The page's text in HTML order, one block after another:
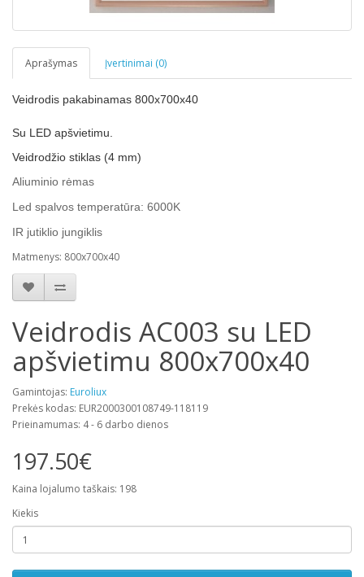
Aprašymas Įvertinimai (0)
Veidrodis pakabinamas 800x700x40
Su LED apšvietimu.
Veidrodžio stiklas (4 mm)
Aliuminio rėmas
Led spalvos temperatūra: 6000K
IR jutiklio jungiklis
Matmenys: 800x700x40
Veidrodis AC003 su LED
apšvietimu 800x700x40
Gamintojas: Euroliux
Prekės kodas: EUR2000300108749-118119
Prieinamumas: 4 - 6 darbo dienos
197.50€
Kaina lojalumo taškais: 198
Kiekis